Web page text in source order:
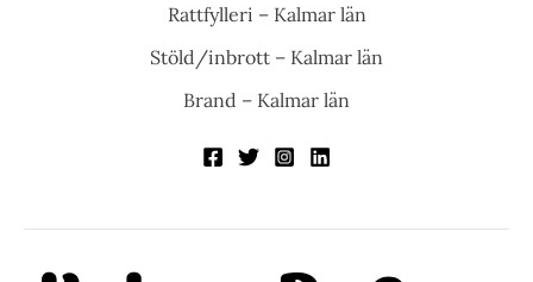
Rattfylleri – Kalmar län
Stöld/inbrott – Kalmar län
Brand – Kalmar län